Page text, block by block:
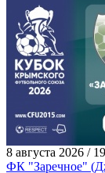
8 августа 2026 /
ФК "Заречное"